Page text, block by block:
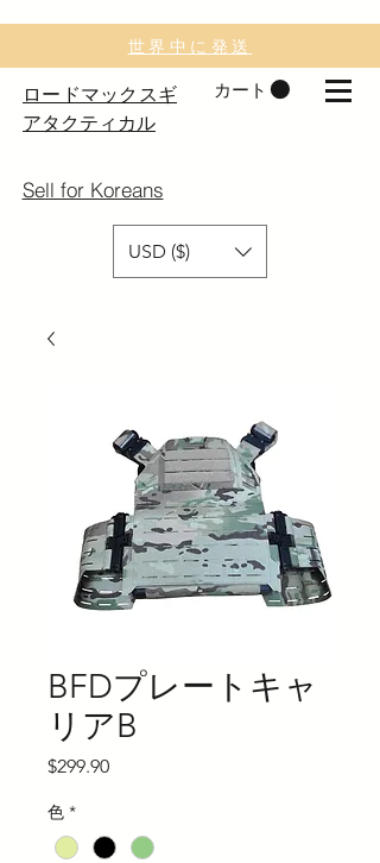
世界中に発送
カート
ロードマックスギ
アタクティカル
Sell for Koreans
USD ($)
BFDプレートキャ
リアB
$299.90価
色 *